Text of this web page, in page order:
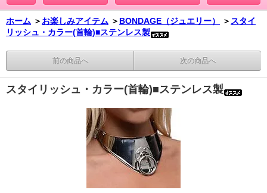
ホーム ＞ お楽しみアイテム ＞ BONDAGE（ジュエリー） ＞ スタイ
リッシュ・カラー(首輪)■ステンレス製
前の商品へ 次の商品へ
スタイリッシュ・カラー(首輪)■ステンレス製